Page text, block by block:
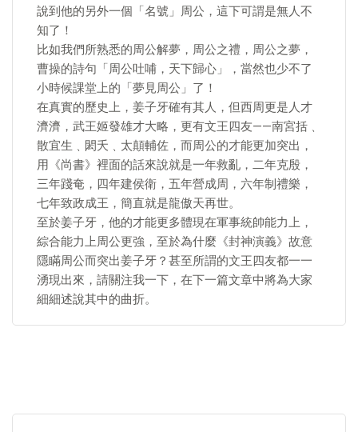
說到他的另外一個「名號」周公，這下可謂是無人不
知了！
比如我們所熟悉的周公解夢，周公之禮，周公之夢，
曹操的詩句「周公吐哺，天下歸心」，當然也少不了
小時候課堂上的「夢見周公」了！
在真實的歷史上，姜子牙確有其人，但西周更是人才
濟濟，武王姬發雄才大略，更有文王四友——南宮括﹑
散宜生﹑閎夭﹑太顛輔佐，而周公的才能更加突出，
用《尚書》裡面的話來說就是一年救亂，二年克殷，
三年踐奄，四年建侯衛，五年營成周，六年制禮樂，
七年致政成王，簡直就是龍傲天再世。
至於姜子牙，他的才能更多體現在軍事統帥能力上，
綜合能力上周公更強，至於為什麼《封神演義》故意
隱瞞周公而突出姜子牙？甚至所謂的文王四友都一一
湧現出來，請關注我一下，在下一篇文章中將為大家
細細述說其中的曲折。